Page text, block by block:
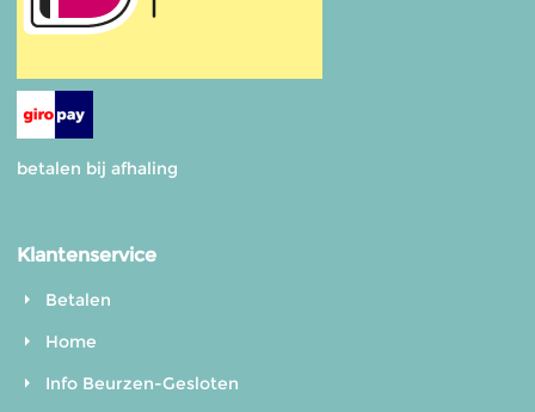
betalen bij afhaling
Klantenservice
Betalen
Home
Info Beurzen-Gesloten